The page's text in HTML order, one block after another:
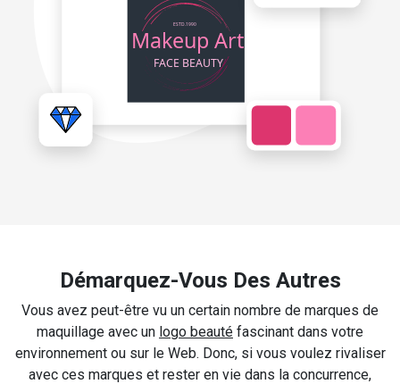
Démarquez-Vous Des Autres
Vous avez peut-être vu un certain nombre de marques de
maquillage avec un logo beauté fascinant dans votre
environnement ou sur le Web. Donc, si vous voulez rivaliser
avec ces marques et rester en vie dans la concurrence,